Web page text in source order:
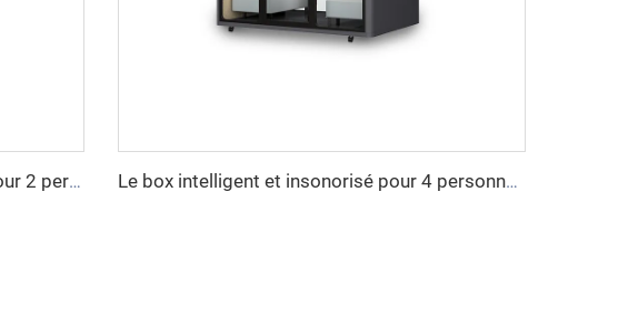
La cabine intelligente et insonorisée pour 2 personnes - série Cyspace Y PRO Le box intelligent et insonorisé pour 4 personnes - série Cyspace Y PRO